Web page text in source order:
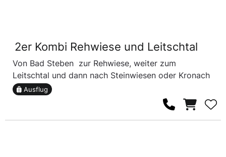
2er Kombi Rehwiese und Leitschtal
Von Bad Steben zur Rehwiese, weiter zum
Leitschtal und dann nach Steinwiesen oder Kronach
Ausflug